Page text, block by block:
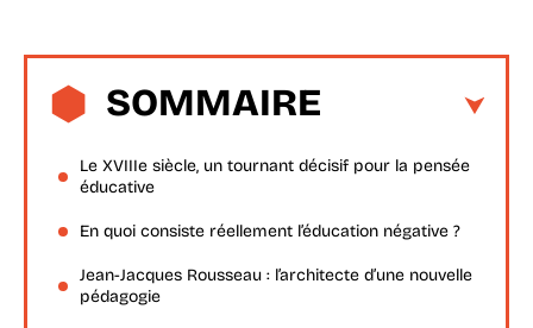
SOMMAIRE
Le XVIIIe siècle, un tournant décisif pour la pensée
éducative
En quoi consiste réellement l’éducation négative ?
Jean-Jacques Rousseau : l’architecte d’une nouvelle
pédagogie